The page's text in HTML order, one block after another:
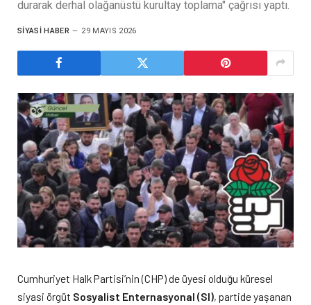
durarak derhal olağanüstü kurultay toplama" çağrısı yaptı.
SIYASI HABER 29 MAYIS 2026
Cumhuriyet Halk Partisi’nin (CHP) de üyesi olduğu küresel
siyasi örgüt Sosyalist Enternasyonal (SI), partide yaşanan